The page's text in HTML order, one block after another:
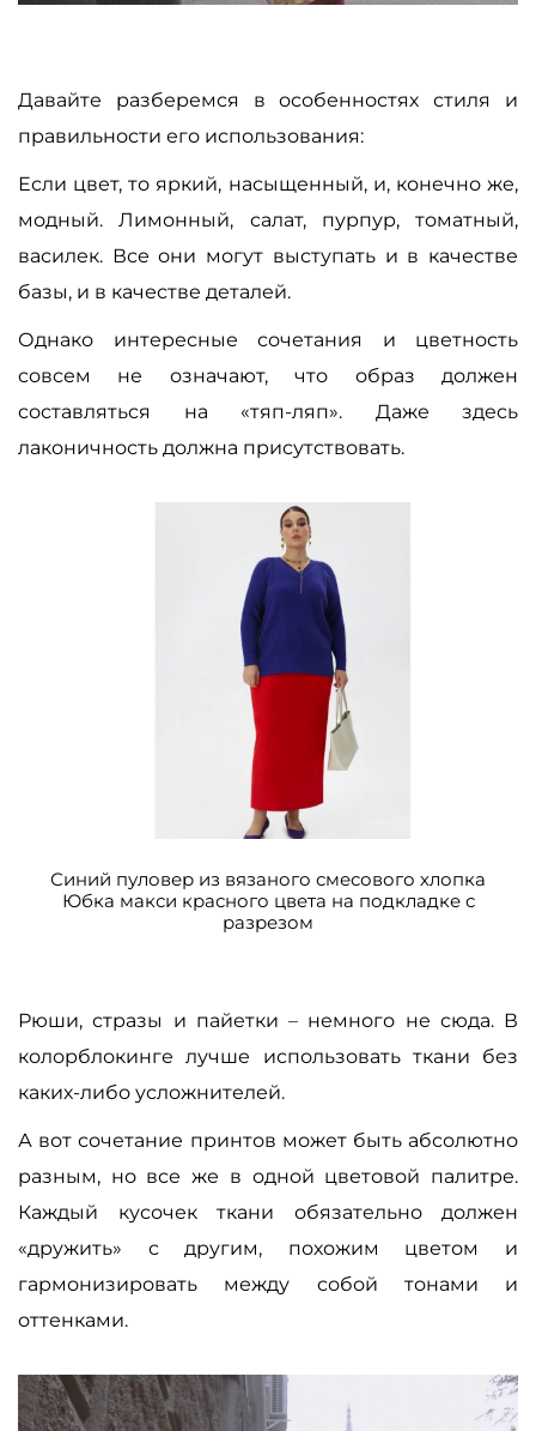
Давайте разберемся в особенностях стиля и
правильности его использования:
Если цвет, то яркий, насыщенный, и, конечно же,
модный. Лимонный, салат, пурпур, томатный,
василек. Все они могут выступать и в качестве
базы, и в качестве деталей.
Однако интересные сочетания и цветность
совсем не означают, что образ должен
составляться на «тяп-ляп». Даже здесь
лаконичность должна присутствовать.
Синий пуловер из вязаного смесового хлопка
Юбка макси красного цвета на подкладке с
разрезом
Рюши, стразы и пайетки – немного не сюда. В
колорблокинге лучше использовать ткани без
каких-либо усложнителей.
А вот сочетание принтов может быть абсолютно
разным, но все же в одной цветовой палитре.
Каждый кусочек ткани обязательно должен
«дружить» с другим, похожим цветом и
гармонизировать между собой тонами и
оттенками.